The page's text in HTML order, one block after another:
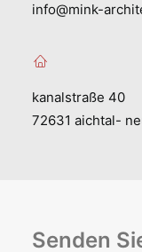
info@mink-
kanalstraße 40
72631 aichtal-
Senden